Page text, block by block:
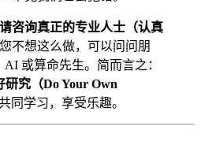
请咨询真正的专业人士（认真
不想这么做，可以问问朋
AI 或算命先生。简而言之：
究（Do Your Own
同学习，享受乐趣。